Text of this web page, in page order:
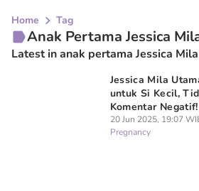
Home Tag
Anak Pertama Jessica
Latest in anak pertama Jessica Mila
Jessica Mila
untuk Si Kecil,
Komentar Negatif!
20 Jun 2025, 19:07
Pregnancy